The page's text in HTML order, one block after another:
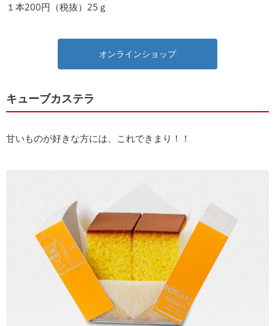
１本200円（税抜）25ｇ
オンラインショップ
キューブカステラ
甘いものが好きな方には、これできまり！！